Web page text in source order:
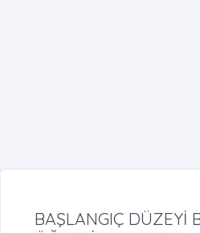
BAŞLANGIÇ DÜZEYİ